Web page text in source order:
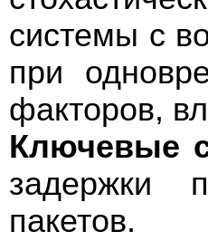
системы с
при
факторов,
Ключевые
задержки
пакетов.